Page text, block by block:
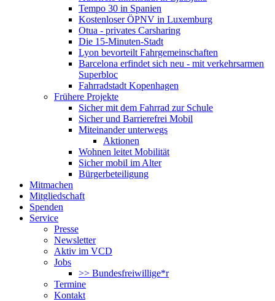
Tempo 30 in Spanien
Kostenloser ÖPNV in Luxemburg
Otua - privates Carsharing
Die 15-Minuten-Stadt
Lyon bevorteilt Fahrgemeinschaften
Barcelona erfindet sich neu - mit verkehrsarmen
Superbloc
Fahrradstadt Kopenhagen
Frühere Projekte
Sicher mit dem Fahrrad zur Schule
Sicher und Barrierefrei Mobil
Miteinander unterwegs
Aktionen
Wohnen leitet Mobilität
Sicher mobil im Alter
Bürgerbeteiligung
Mitmachen
Mitgliedschaft
Spenden
Service
Presse
Newsletter
Aktiv im VCD
Jobs
>> Bundesfreiwillige*r
Termine
Kontakt